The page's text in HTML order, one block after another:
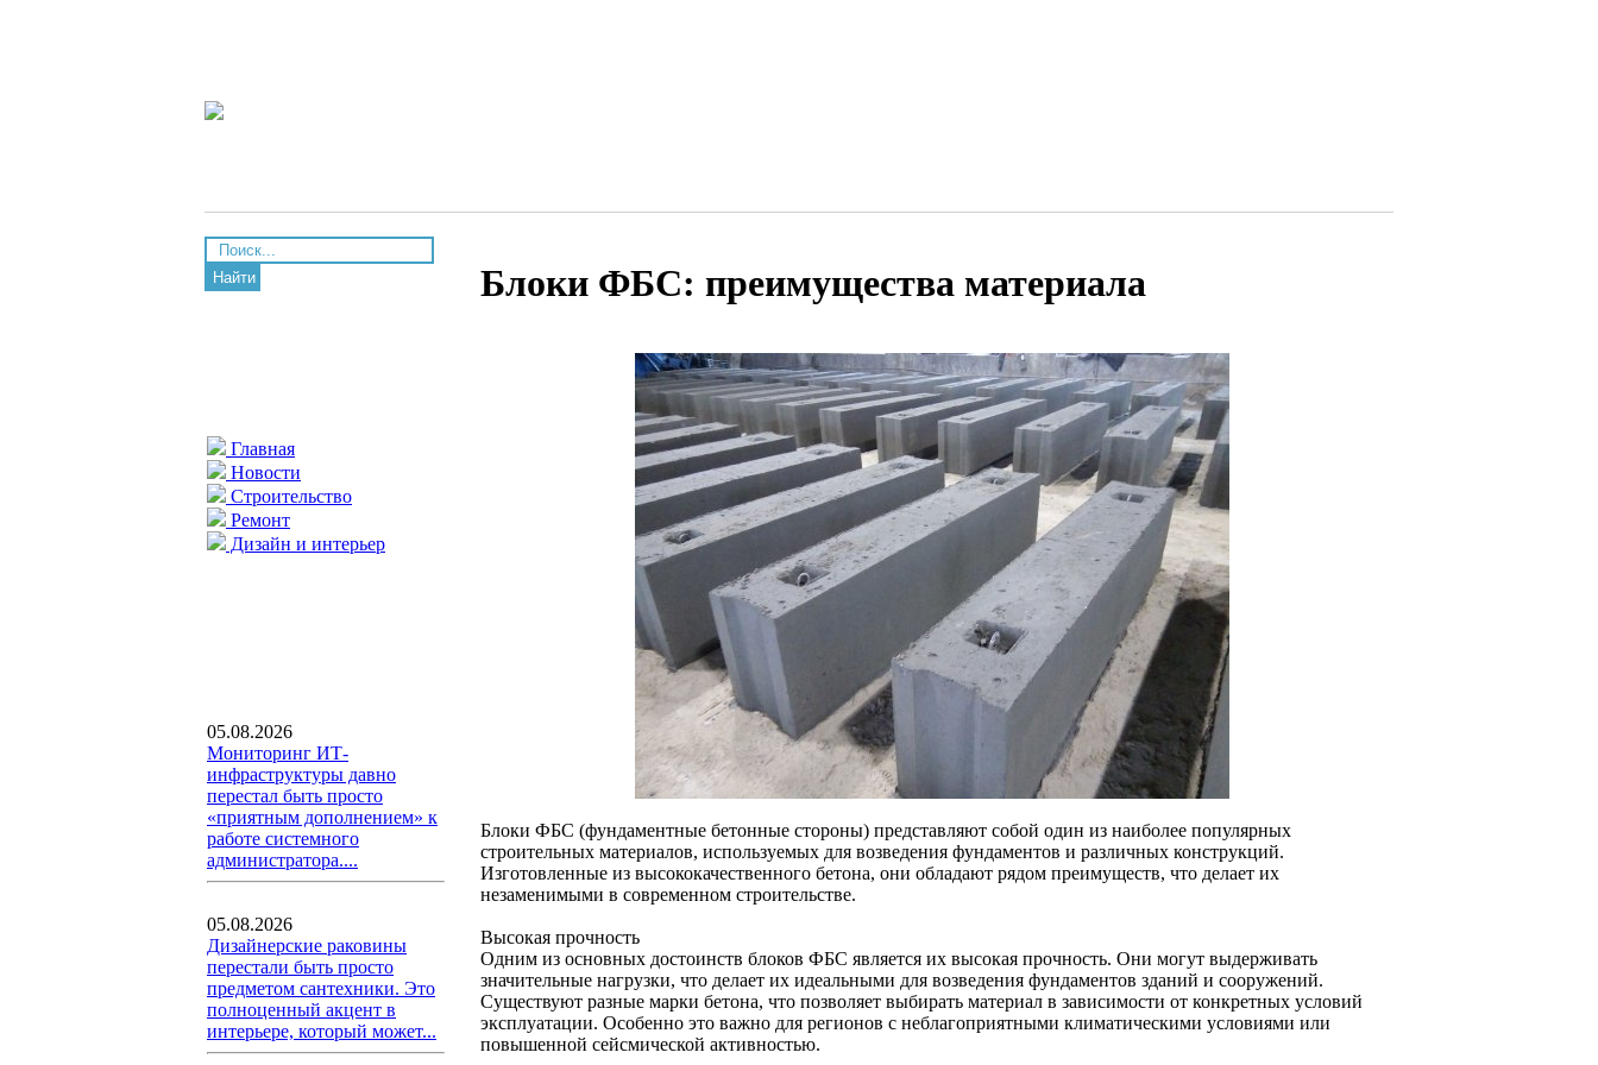
Найти
Главная
Новости
Строительство
Ремонт
Дизайн и интерьер
05.08.2026
Мониторинг ИТ-
инфраструктуры давно
перестал быть просто
«приятным дополнением» к
работе системного
администратора....
05.08.2026
Дизайнерские раковины
перестали быть просто
предметом сантехники. Это
полноценный акцент в
интерьере, который может...
Блоки ФБС: преимущества материала
Блоки ФБС (фундаментные бетонные стороны) представляют собой один из наиболее популярных
строительных материалов, используемых для возведения фундаментов и различных конструкций.
Изготовленные из высококачественного бетона, они обладают рядом преимуществ, что делает их
незаменимыми в современном строительстве.
Высокая прочность
Одним из основных достоинств блоков ФБС является их высокая прочность. Они могут выдерживать
значительные нагрузки, что делает их идеальными для возведения фундаментов зданий и сооружений.
Существуют разные марки бетона, что позволяет выбирать материал в зависимости от конкретных условий
эксплуатации. Особенно это важно для регионов с неблагоприятными климатическими условиями или
повышенной сейсмической активностью.